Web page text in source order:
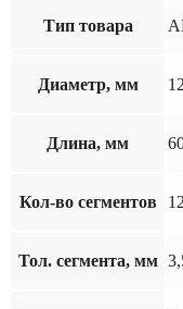
Тип товара
Диаметр, мм
Длина, мм
Кол-во сегментов 12
Тол. сегмента, мм